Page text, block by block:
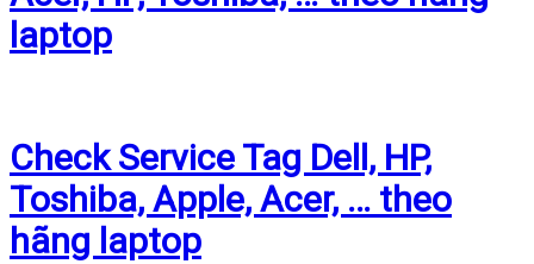
laptop
Check Service Tag Dell, HP,
Toshiba, Apple, Acer, … theo
hãng laptop